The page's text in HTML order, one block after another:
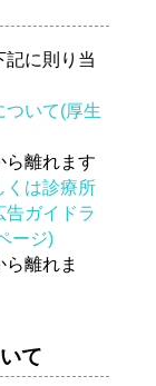
記に則り当
ついて(厚生
離れます
くは診療所
告ガイドラ
ージ)
離れま
て